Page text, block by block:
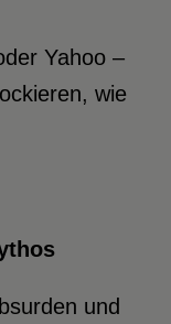
Yahoo –
wie
und